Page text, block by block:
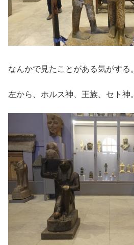
なんかで見たことがある気がする。
左から、ホルス神、王族、セト神。